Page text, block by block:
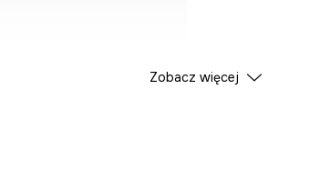
Zobacz więcej